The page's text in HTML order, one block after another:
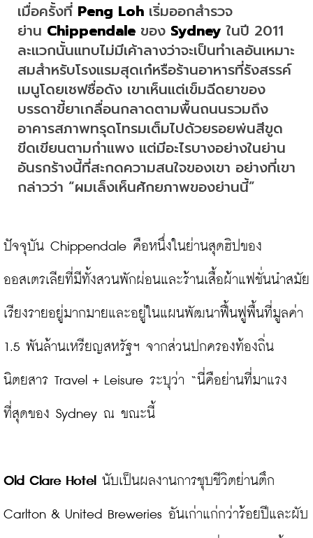
เมื่อครั้งที่ Peng Loh เริ่มออกสำรวจ
ย่าน Chippendale ของ Sydney ในปี 2011
ละแวกนั้นแทบไม่มีเค้าลางว่าจะเป็นทำเลอันเหมาะ
สมสำหรับโรงแรมสุดเก๋หรือร้านอาหารที่รังสรรค์
เมนูโดยเชฟชื่อดัง เขาเห็นแต่เข็มฉีดยาของ
บรรดาขี้ยาเกลื่อนกลาดตามพื้นถนนรวมถึง
อาคารสภาพทรุดโทรมเต็มไปด้วยรอยพ่นสีขูด
ขีดเขียนตามกำแพง แต่มีอะไรบางอย่างในย่าน
อันรกร้างนี้ที่สะกดความสนใจของเขา อย่างที่เขา
กล่าวว่า “ผมเล็งเห็นศักยภาพของย่านนี้”
ปัจจุบัน Chippendale คือหนึ่งในย่านสุดฮิปของ
ออสเตรเลียที่มีทั้งสวนพักผ่อนและร้านเสื้อผ้าแฟชั่นนำสมัย
เรียงรายอยู่มากมายและอยู่ในแผนพัฒนาฟื้นฟูพื้นที่มูลค่า
1.5 พันล้านเหรียญสหรัฐฯ จากส่วนปกครองท้องถิ่น
นิตยสาร Travel + Leisure ระบุว่า “นี่คือย่านที่มาแรง
ที่สุดของ Sydney ณ ขณะนี้
Old Clare Hotel นับเป็นผลงานการชุบชีวิตย่านตึก
Carlton & United Breweries อันเก่าแก่กว่าร้อยปีและผับ